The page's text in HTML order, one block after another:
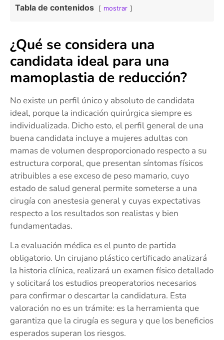
Tabla de contenidos mostrar
¿Qué se considera una
candidata ideal para una
mamoplastia de reducción?
No existe un perfil único y absoluto de candidata
ideal, porque la indicación quirúrgica siempre es
individualizada. Dicho esto, el perfil general de una
buena candidata incluye a mujeres adultas con
mamas de volumen desproporcionado respecto a su
estructura corporal, que presentan síntomas físicos
atribuibles a ese exceso de peso mamario, cuyo
estado de salud general permite someterse a una
cirugía con anestesia general y cuyas expectativas
respecto a los resultados son realistas y bien
fundamentadas.
La evaluación médica es el punto de partida
obligatorio. Un cirujano plástico certificado analizará
la historia clínica, realizará un examen físico detallado
y solicitará los estudios preoperatorios necesarios
para confirmar o descartar la candidatura. Esta
valoración no es un trámite: es la herramienta que
garantiza que la cirugía es segura y que los beneficios
esperados superan los riesgos.